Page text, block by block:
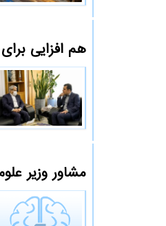
هم افزایی
مشاور وزیر